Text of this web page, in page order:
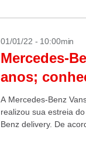
01/01/22 - 10:00min
Mercedes-
anos;
A Mercedes-Benz
realizou sua estreia
Benz delivery. De